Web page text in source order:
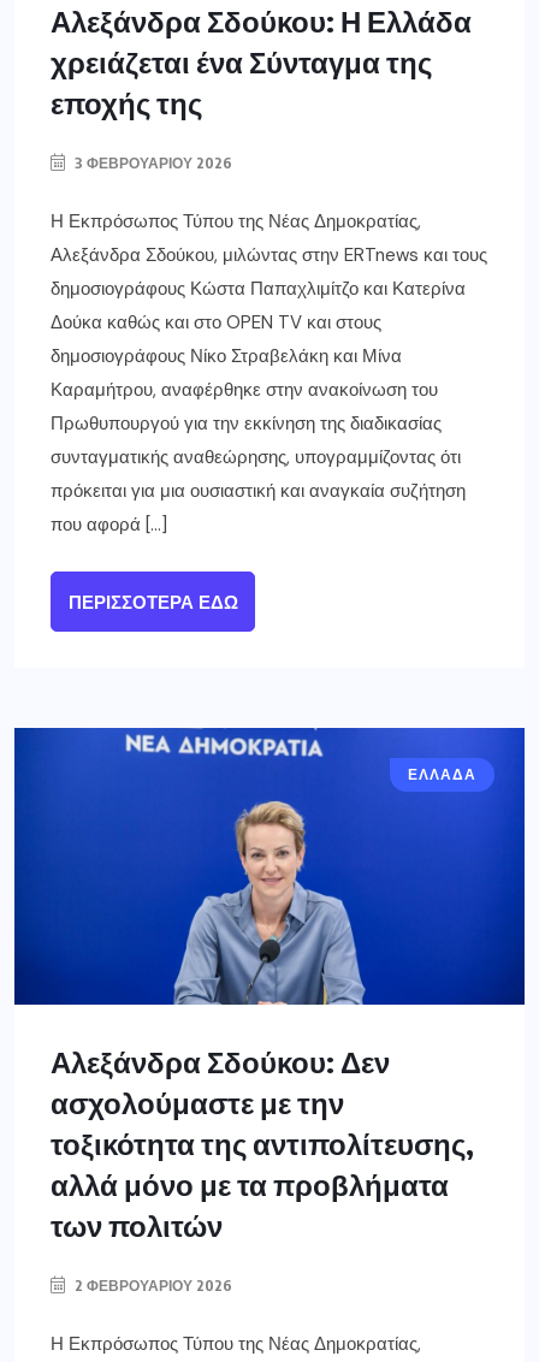
Αλεξάνδρα Σδούκου: Η Ελλάδα
χρειάζεται ένα Σύνταγμα της
εποχής της
3 ΦΕΒΡΟΥΑΡΊΟΥ 2026
Η Εκπρόσωπος Τύπου της Νέας Δημοκρατίας,
Αλεξάνδρα Σδούκου, μιλώντας στην ERTnews και τους
δημοσιογράφους Κώστα Παπαχλιμίτζο και Κατερίνα
Δούκα καθώς και στο OPEN TV και στους
δημοσιογράφους Νίκο Στραβελάκη και Μίνα
Καραμήτρου, αναφέρθηκε στην ανακοίνωση του
Πρωθυπουργού για την εκκίνηση της διαδικασίας
συνταγματικής αναθεώρησης, υπογραμμίζοντας ότι
πρόκειται για μια ουσιαστική και αναγκαία συζήτηση
που αφορά […]
ΠΕΡΙΣΣΌΤΕΡΑ ΕΔΏ
ΕΛΛΑΔΑ
Αλεξάνδρα Σδούκου: Δεν
ασχολούμαστε με την
τοξικότητα της αντιπολίτευσης,
αλλά μόνο με τα προβλήματα
των πολιτών
2 ΦΕΒΡΟΥΑΡΊΟΥ 2026
Η Εκπρόσωπος Τύπου της Νέας Δημοκρατίας,